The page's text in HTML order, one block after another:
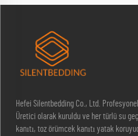
Hefei Silentbedding Co., Ltd.
Üretici olarak kuruldu ve her türlü su
kanıtı, toz örümcek kanıtı yatak